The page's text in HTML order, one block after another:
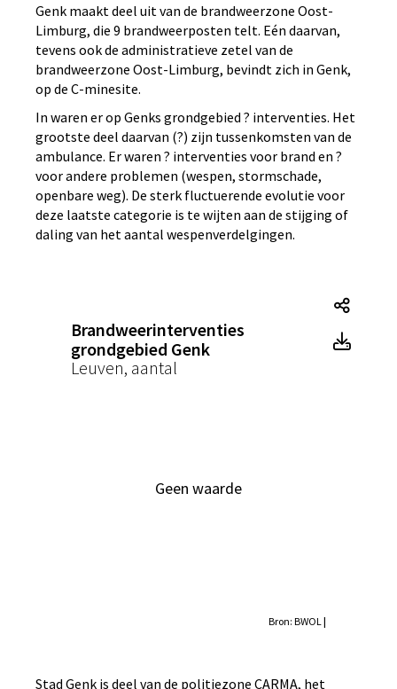
Genk maakt deel uit van de brandweerzone Oost-
Limburg, die 9 brandweerposten telt. Eén daarvan,
tevens ook de administratieve zetel van de
brandweerzone Oost-Limburg, bevindt zich in Genk,
op de C-minesite.
In waren er op Genks grondgebied ? interventies. Het
grootste deel daarvan (?) zijn tussenkomsten van de
ambulance. Er waren ? interventies voor brand en ?
voor andere problemen (wespen, stormschade,
openbare weg). De sterk fluctuerende evolutie voor
deze laatste categorie is te wijten aan de stijging of
daling van het aantal wespenverdelgingen.
Brandweerinterventies
grondgebied Genk
Leuven, aantal
Geen waarde
Bron: BWOL |
Stad Genk is deel van de politiezone CARMA, het